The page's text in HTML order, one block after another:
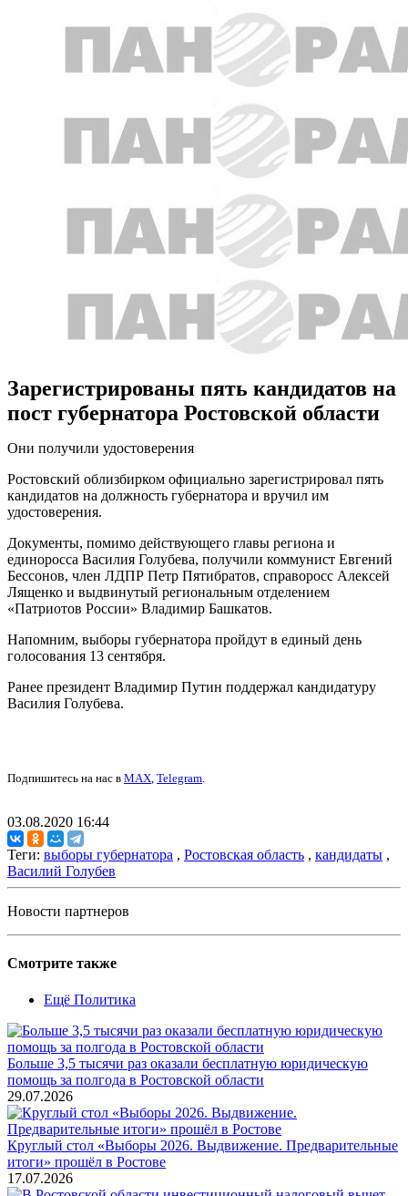
Зарегистрированы пять кандидатов на
пост губернатора Ростовской области
Они получили удостоверения
Ростовский облизбирком официально зарегистрировал пять
кандидатов на должность губернатора и вручил им
удостоверения.
Документы, помимо действующего главы региона и
единоросса Василия Голубева, получили коммунист Евгений
Бессонов, член ЛДПР Петр Пятибратов, справоросс Алексей
Лященко и выдвинутый региональным отделением
«Патриотов России» Владимир Башкатов.
Напомним, выборы губернатора пройдут в единый день
голосования 13 сентября.
Ранее президент Владимир Путин поддержал кандидатуру
Василия Голубева.
Подпишитесь на нас в MAX, Telegram.
03.08.2020 16:44
Теги: выборы губернатора , Ростовская область , кандидаты ,
Василий Голубев
Новости партнеров
Смотрите также
Ещё Политика
Больше 3,5 тысячи раз оказали бесплатную юридическую
помощь за полгода в Ростовской области
29.07.2026
Круглый стол «Выборы 2026. Выдвижение. Предварительные
итоги» прошёл в Ростове
17.07.2026